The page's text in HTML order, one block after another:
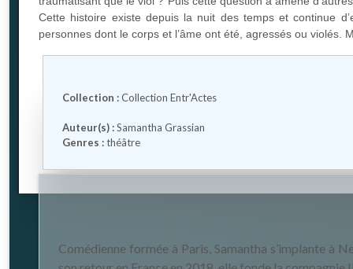
Cette histoire existe depuis la nuit des temps et continue
personnes dont le corps et l’âme ont été, agressés ou
Collection :Collection Entr'Actes
Auteur(s) :Samantha Grassian
Genres :théâtre
Comédienne formée à Paris, Samantha s’implante